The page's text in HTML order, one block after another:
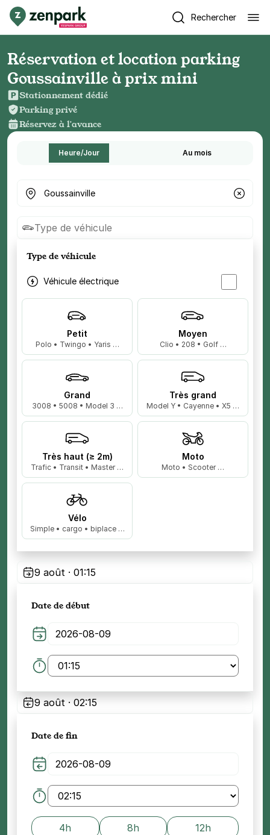
Rechercher
Réservation et location parking
Goussainville à prix mini
Stationnement dédié
Parking privé
Réservez à l'avance
Heure/Jour Au mois
Où cherchez-vous un parking ?
Type de véhicule
Type de véhicule
Véhicule électrique
Petit
Polo • Twingo • Yaris …
Moyen
Clio • 208 • Golf …
Grand
3008 • 5008 • Model 3 …
Très grand
Model Y • Cayenne • X5 …
Très haut (≥ 2m)
Trafic • Transit • Master …
Moto
Moto • Scooter …
Vélo
Simple • cargo • biplace …
9 août · 01:15
Date de début
9 août · 02:15
Date de fin
4h 8h 12h